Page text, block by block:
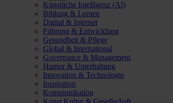
Künstliche Intelligenz (AI)
Bildung & Lernen
Digital & Internet
Führung & Entwicklung
Gesundheit & Pflege
Global & International
Governance & Management
Humor & Unterhaltung
Innovation & Technologie
Inspiration
Kommunikation
Kunst Kultur & Gesellschaft